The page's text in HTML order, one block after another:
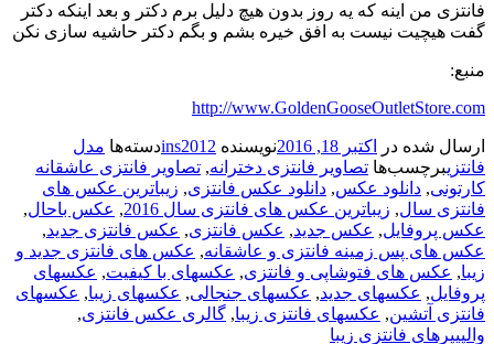
فانتزی من اینه که یه روز بدون هیچ دلیل برم دکتر و بعد اینکه دکتر
گفت هیچیت نیست به افق خیره بشم و بگم دکتر حاشیه سازی نکن
منبع:
http://www.GoldenGooseOutletStore.com
ارسال شده در اکتبر 18, 2016 نویسنده ins2012دسته‌ها مدل
فانتزیبرچسب‌ها تصاویر فانتزی دخترانه, تصاویر فانتزی عاشقانه
کارتونی, دانلود عکس, دانلود عکس فانتزی, زیباترین عکس های
فانتزی سال, زیباترین عکس های فانتزی سال 2016 , عکس باحال,
عکس پروفایل, عکس جدید, عکس فانتزی, عکس فانتزی جدید,
عکس های پس زمینه فانتزی و عاشقانه, عکس های فانتزی جدید و
زیبا, عکس های فتوشاپی و فانتزی, عکسهای با کیفیت, عکسهای
پروفایل, عکسهای جدید, عکسهای جنجالی, عکسهای زیبا, عکسهای
فانتزی آتشین, عکسهای فانتزی زیبا, گالری عکس فانتزی,
والپیپرهای فانتزی زیبا